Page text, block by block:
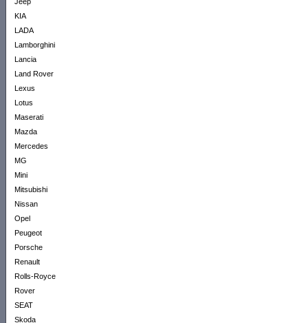
KIA
LADA
Lamborghini
Lancia
Land Rover
Lexus
Lotus
Maserati
Mazda
Mercedes
MG
Mini
Mitsubishi
Nissan
Opel
Peugeot
Porsche
Renault
Rolls-Royce
Rover
SEAT
Skoda